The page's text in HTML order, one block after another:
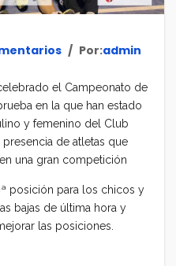
Por:admin
el Campeonato de
en la que han estado
y femenino del Club
de atletas que
una gran competición
posición para los chicos y
bajas de última hora y
las posiciones.